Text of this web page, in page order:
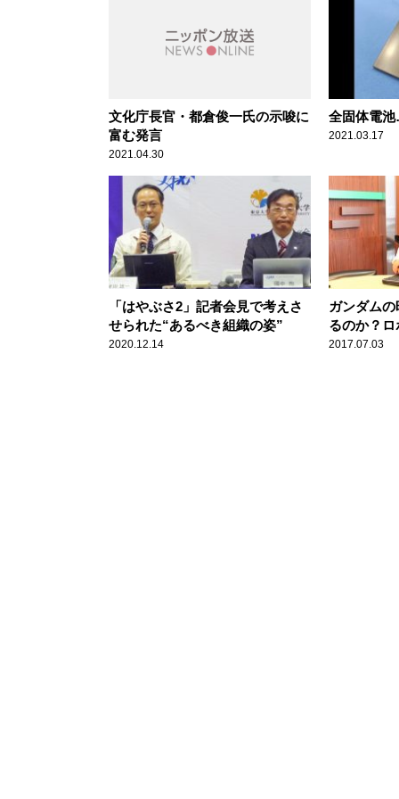
文化庁長官・都倉俊一氏の示唆に
富む発言
2021.04.30
全固体電
2021.03.17
「はやぶさ2」記者会見で考えさ
せられた“あるべき組織の姿”
2020.12.14
ガンダム
るのか？
「これから
2017.07.03